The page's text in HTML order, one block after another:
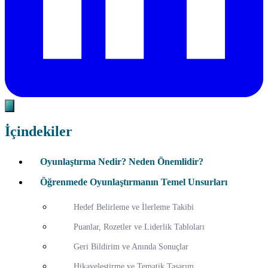
İçindekiler
Oyunlaştırma Nedir? Neden Önemlidir?
Öğrenmede Oyunlaştırmanın Temel Unsurları
Hedef Belirleme ve İlerleme Takibi
Puanlar, Rozetler ve Liderlik Tabloları
Geri Bildirim ve Anında Sonuçlar